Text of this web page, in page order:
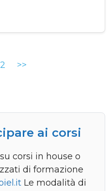
2 >>
ai corsi
corsi in house o
di formazione
Le modalità di